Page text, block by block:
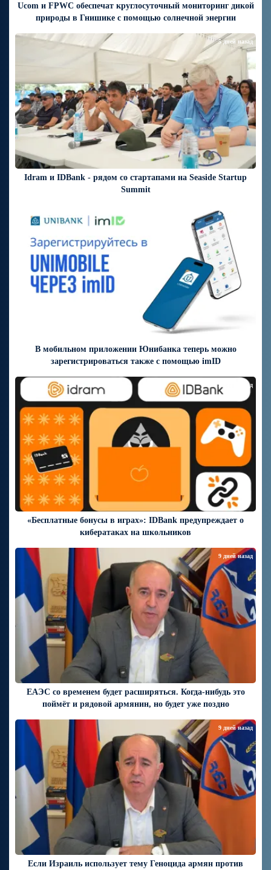
Ucom и FPWC обеспечат круглосуточный мониторинг дикой
природы в Гнишике с помощью солнечной энергии
Idram и IDBank - рядом со стартапами на Seaside Startup
Summit
5 дней назад
В мобильном приложении Юнибанка теперь можно
зарегистрироваться также с помощью imID
6 дней назад
«Бесплатные бонусы в играх»: IDBank предупреждает о
кибератаках на школьников
9 дней назад
ЕАЭС со временем будет расширяться. Когда-нибудь это
поймёт и рядовой армянин, но будет уже поздно
9 дней назад
Если Израиль использует тему Геноцида армян против
9 дней назад